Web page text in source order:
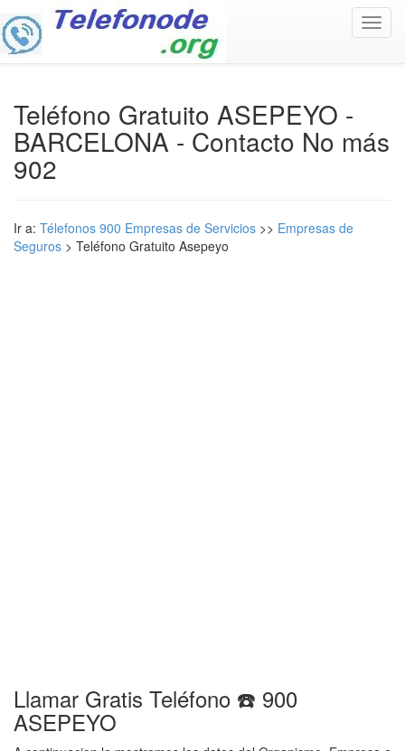
Teléfono Gratuito ASEPEYO -
BARCELONA - Contacto No más
902
Ir a: Télefonos 900 Empresas de Servicios >> Empresas de
Seguros > Teléfono Gratuito Asepeyo
Llamar Gratis Teléfono ☎️ 900
ASEPEYO